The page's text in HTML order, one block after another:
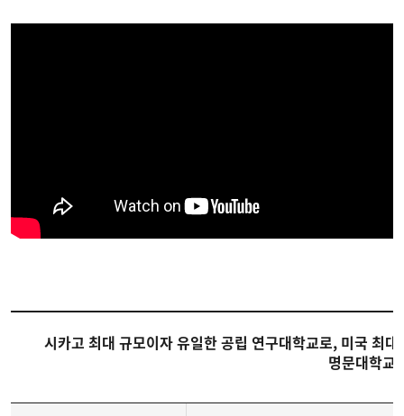
시카고 최대 규모이자 유일한 공립 연구대학교로, 미국 최
명문대학교